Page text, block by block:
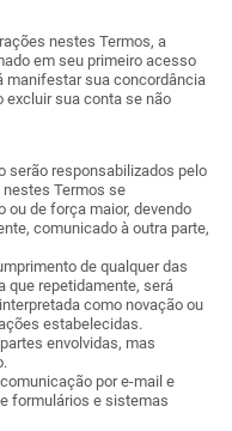
nestes Termos, a
em seu primeiro acesso
manifestar sua concordância
sua conta se não
serão responsabilizados pelo
Termos se
ou de força maior, devendo
comunicado à outra parte,
de qualquer das
que repetidamente, será
como novação ou
estabelecidas.
envolvidas, mas
por e-mail e
formulários e sistemas